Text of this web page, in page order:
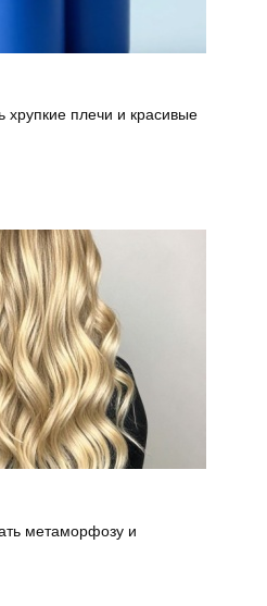
хрупкие плечи и красивые
метаморфозу и